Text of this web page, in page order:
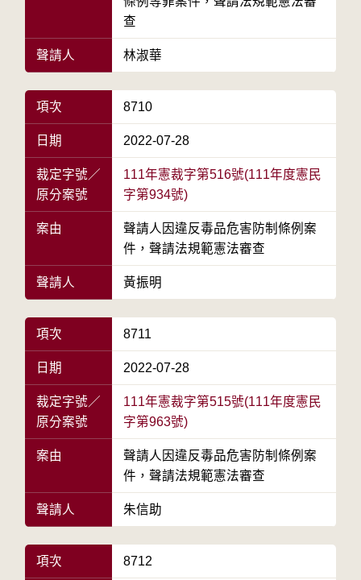
查
聲請人 林淑華
項次 8710
日期 2022-07-28
裁定字號／
原分案號
111年憲裁字第516號(111年度憲民
字第934號)
案由
聲請人因違反毒品危害防制條例案
件，聲請法規範憲法審查
聲請人 黃振明
項次 8711
日期 2022-07-28
裁定字號／
原分案號
111年憲裁字第515號(111年度憲民
字第963號)
案由
聲請人因違反毒品危害防制條例案
件，聲請法規範憲法審查
聲請人 朱信助
項次 8712